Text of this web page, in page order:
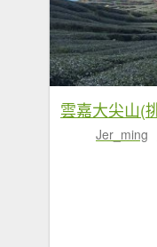
雲嘉大尖山(
Jer_ming